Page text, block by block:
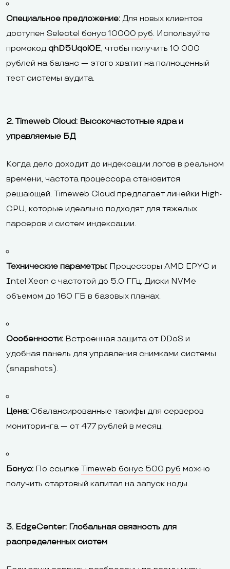
Специальное предложение: Для новых клиентов
доступен Selectel бонус 10000 руб. Используйте
промокод qhD5Uqoi0E, чтобы получить 10 000
рублей на баланс — этого хватит на полноценный
тест системы аудита.
2. Timeweb Cloud: Высокочастотные ядра и
управляемые БД
Когда дело доходит до индексации логов в реальном
времени, частота процессора становится
решающей. Timeweb Cloud предлагает линейки High-
CPU, которые идеально подходят для тяжелых
парсеров и систем индексации.
Технические параметры: Процессоры AMD EPYC и
Intel Xeon с частотой до 5.0 ГГц. Диски NVMe
объемом до 160 ГБ в базовых планах.
Особенности: Встроенная защита от DDoS и
удобная панель для управления снимками системы
(snapshots).
Цена: Сбалансированные тарифы для серверов
мониторинга — от 477 рублей в месяц.
Бонус: По ссылке Timeweb бонус 500 руб можно
получить стартовый капитал на запуск ноды.
3. EdgeCenter: Глобальная связность для
распределенных систем